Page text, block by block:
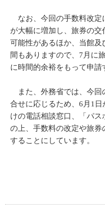
なお、今回の手数料改定
が大幅に増加し、旅券の
可能性があるほか、当館及
間もありますので、7月に
に時間的余裕をもって申請
また、外務省では、今回
合せに応じるため、6月1
けの電話相談窓口、「パ
の上、手数料の改定や旅
することにしています。